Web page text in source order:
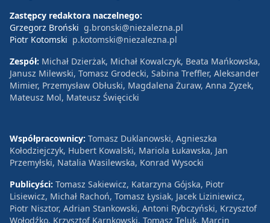
Zastępcy redaktora naczelnego:
Grzegorz Broński g.bronski@niezalezna.pl
Piotr Kotomski p.kotomski@niezalezna.pl
Zespół: Michał Dzierżak, Michał Kowalczyk, Beata Mańkowska,
Janusz Milewski, Tomasz Grodecki, Sabina Treffler, Aleksander
Mimier, Przemysław Obłuski, Magdalena Żuraw, Anna Zyzek,
Mateusz Mol, Mateusz Święcicki
Współpracownicy: Tomasz Duklanowski, Agnieszka
Kołodziejczyk, Hubert Kowalski, Mariola Łukawska, Jan
Przemyłski, Natalia Wasilewska, Konrad Wysocki
Publicyści: Tomasz Sakiewicz, Katarzyna Gójska, Piotr
Lisiewicz, Michał Rachoń, Tomasz Łysiak, Jacek Liziniewicz,
Piotr Nisztor, Adrian Stankowski, Antoni Rybczyński, Krzysztof
Wołodźko, Krzysztof Karnkowski, Tomasz Teluk, Marcin